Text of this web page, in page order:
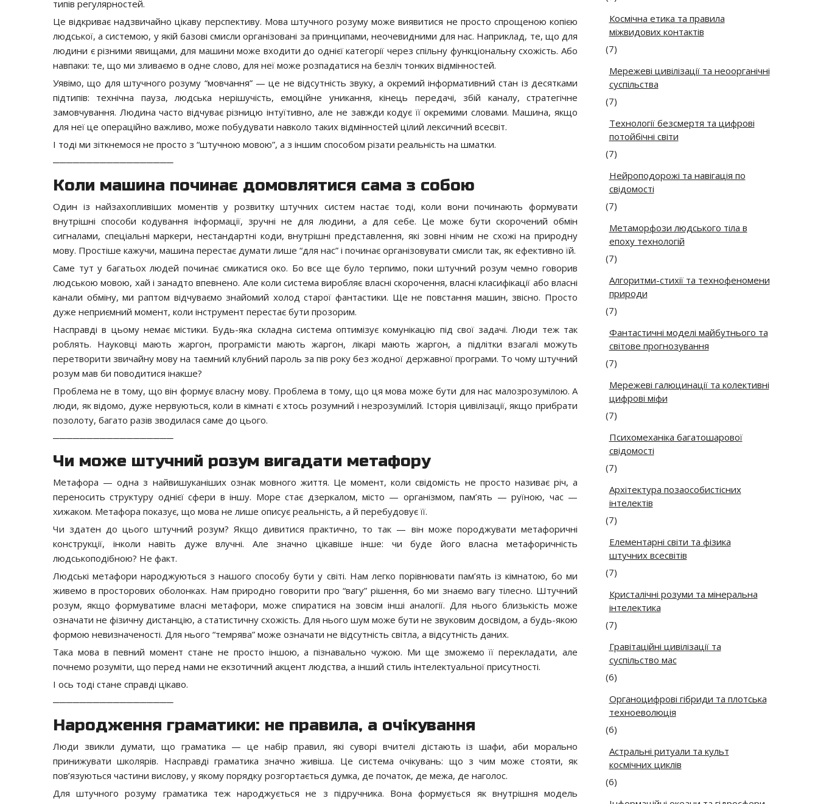
типів регулярностей.
Це відкриває надзвичайно цікаву перспективу. Мова штучного розуму може виявитися не просто спрощеною копією
людської, а системою, у якій базові смисли організовані за принципами, неочевидними для нас. Наприклад, те, що для
людини є різними явищами, для машини може входити до однієї категорії через спільну функціональну схожість. Або
навпаки: те, що ми зливаємо в одне слово, для неї може розпадатися на безліч тонких відмінностей.
Уявімо, що для штучного розуму “мовчання” — це не відсутність звуку, а окремий інформативний стан із десятками
підтипів: технічна пауза, людська нерішучість, емоційне уникання, кінець передачі, збій каналу, стратегічне
замовчування. Людина часто відчуває різницю інтуїтивно, але не завжди кодує її окремими словами. Машина, якщо
для неї це операційно важливо, може побудувати навколо таких відмінностей цілий лексичний всесвіт.
І тоді ми зіткнемося не просто з “штучною мовою”, а з іншим способом різати реальність на шматки.
──────────────────
Коли машина починає домовлятися сама з собою
Один із найзахопливіших моментів у розвитку штучних систем настає тоді, коли вони починають формувати
внутрішні способи кодування інформації, зручні не для людини, а для себе. Це може бути скорочений обмін
сигналами, спеціальні маркери, нестандартні коди, внутрішні представлення, які зовні нічим не схожі на природну
мову. Простіше кажучи, машина перестає думати лише “для нас” і починає організовувати смисли так, як ефективно їй.
Саме тут у багатьох людей починає смикатися око. Бо все ще було терпимо, поки штучний розум чемно говорив
людською мовою, хай і занадто впевнено. Але коли система виробляє власні скорочення, власні класифікації або власні
канали обміну, ми раптом відчуваємо знайомий холод старої фантастики. Ще не повстання машин, звісно. Просто
дуже неприємний момент, коли інструмент перестає бути прозорим.
Насправді в цьому немає містики. Будь-яка складна система оптимізує комунікацію під свої задачі. Люди теж так
роблять. Науковці мають жаргон, програмісти мають жаргон, лікарі мають жаргон, а підлітки взагалі можуть
перетворити звичайну мову на таємний клубний пароль за пів року без жодної державної програми. То чому штучний
розум мав би поводитися інакше?
Проблема не в тому, що він формує власну мову. Проблема в тому, що ця мова може бути для нас малозрозумілою. А
люди, як відомо, дуже нервуються, коли в кімнаті є хтось розумний і незрозумілий. Історія цивілізації, якщо прибрати
позолоту, багато разів зводилася саме до цього.
──────────────────
Чи може штучний розум вигадати метафору
Метафора — одна з найвишуканіших ознак мовного життя. Це момент, коли свідомість не просто називає річ, а
переносить структуру однієї сфери в іншу. Море стає дзеркалом, місто — організмом, пам’ять — руїною, час —
хижаком. Метафора показує, що мова не лише описує реальність, а й перебудовує її.
Чи здатен до цього штучний розум? Якщо дивитися практично, то так — він може породжувати метафоричні
конструкції, інколи навіть дуже влучні. Але значно цікавіше інше: чи буде його власна метафоричність
людськоподібною? Не факт.
Людські метафори народжуються з нашого способу бути у світі. Нам легко порівнювати пам’ять із кімнатою, бо ми
живемо в просторових оболонках. Нам природно говорити про “вагу” рішення, бо ми знаємо вагу тілесно. Штучний
розум, якщо формуватиме власні метафори, може спиратися на зовсім інші аналогії. Для нього близькість може
означати не фізичну дистанцію, а статистичну схожість. Для нього шум може бути не звуковим досвідом, а будь-якою
формою невизначеності. Для нього “темрява” може означати не відсутність світла, а відсутність даних.
Така мова в певний момент стане не просто іншою, а пізнавально чужою. Ми ще зможемо її перекладати, але
почнемо розуміти, що перед нами не екзотичний акцент людства, а інший стиль інтелектуальної присутності.
І ось тоді стане справді цікаво.
──────────────────
Народження граматики: не правила, а очікування
Люди звикли думати, що граматика — це набір правил, які суворі вчителі дістають із шафи, аби морально
принижувати школярів. Насправді граматика значно живіша. Це система очікувань: що з чим може стояти, як
пов’язуються частини вислову, у якому порядку розгортається думка, де початок, де межа, де наголос.
Для штучного розуму граматика теж народжується не з підручника. Вона формується як внутрішня модель
Космічна етика та правила
міжвидових контактів
(7)
Мережеві цивілізації та неоорганічні
суспільства
(7)
Технології безсмертя та цифрові
потойбічні світи
(7)
Нейроподорожі та навігація по
свідомості
(7)
Метаморфози людського тіла в
епоху технологій
(7)
Алгоритми-стихії та технофеномени
природи
(7)
Фантастичні моделі майбутнього та
світове прогнозування
(7)
Мережеві галюцинації та колективні
цифрові міфи
(7)
Психомеханіка багатошарової
свідомості
(7)
Архітектура позаособистісних
інтелектів
(7)
Елементарні світи та фізика
штучних всесвітів
(7)
Кристалічні розуми та мінеральна
інтелектика
(7)
Гравітаційні цивілізації та
суспільство мас
(6)
Органоцифрові гібриди та плотська
техноеволюція
(6)
Астральні ритуали та культ
космічних циклів
(6)